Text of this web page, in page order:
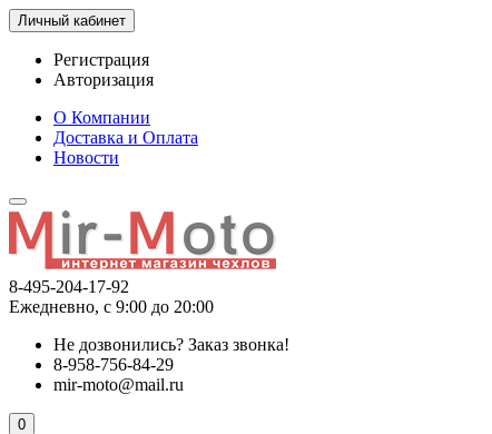
Личный кабинет
Регистрация
Авторизация
О Компании
Доставка и Оплата
Новости
8-495-204-17-92
Ежедневно, с 9:00 до 20:00
Не дозвонились? Заказ звонка!
8-958-756-84-29
mir-moto@mail.ru
0